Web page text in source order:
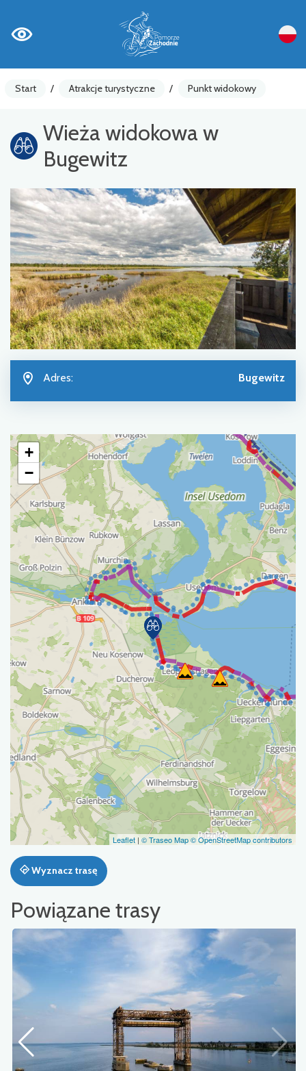
Start / Atrakcje turystyczne / Punkt widokowy
Wieża widokowa w
Bugewitz
Adres: Bugewitz
+
−
Leaflet | © Traseo Map© OpenStreetMap contributors
Wyznacz trasę
Powiązane trasy